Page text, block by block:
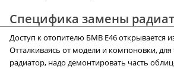
Специфика замены
Доступ к отопителю БМВ E46 открывается
Отталкиваясь от модели и компоновки,
радиатор, надо демонтировать часть